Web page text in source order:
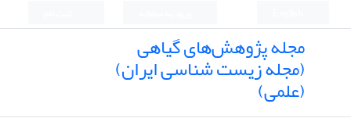
مجله پژوهش‌های گیاهی
(مجله زیست شناسی ایران)
(علمی)